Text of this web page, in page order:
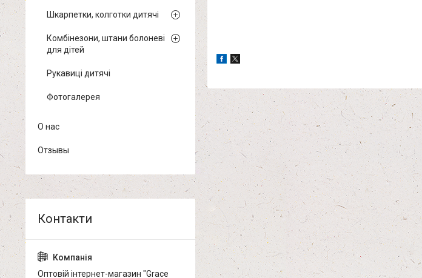
Шкарпетки, колготки дитячі
Комбінезони, штани болоневі
для дітей
Рукавиці дитячі
Фотогалерея
О нас
Отзывы
Оптовій інтернет-магазин "Grace